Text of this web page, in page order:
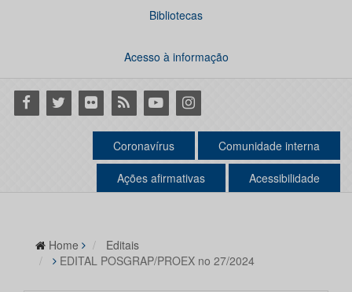
Bibliotecas
Acesso à informação
Facebook
Twitter Flickr RSS YoutubeInstagram
Coronavírus Comunidade interna
Ações afirmativas Acessibilidade
Home
Editais
EDITAL POSGRAP/PROEX no 27/2024